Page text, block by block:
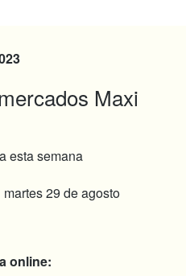
Maxi
esta semana
29 de agosto
online: